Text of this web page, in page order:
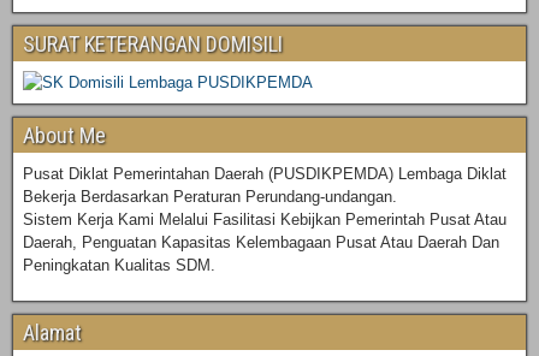
SURAT KETERANGAN DOMISILI
About Me
Pusat Diklat Pemerintahan Daerah (PUSDIKPEMDA) Lembaga Diklat
Bekerja Berdasarkan Peraturan Perundang-undangan.
Sistem Kerja Kami Melalui Fasilitasi Kebijkan Pemerintah Pusat Atau
Daerah, Penguatan Kapasitas Kelembagaan Pusat Atau Daerah Dan
Peningkatan Kualitas SDM.
Alamat